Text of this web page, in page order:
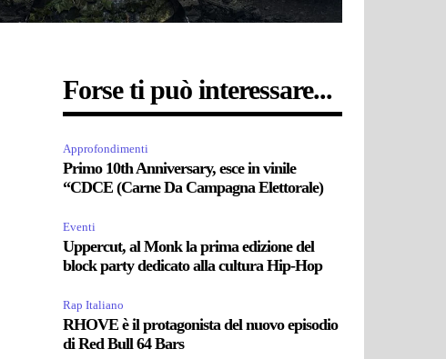
Forse ti può interessare...
Approfondimenti
Primo 10th Anniversary, esce in vinile
“CDCE (Carne Da Campagna Elettorale)
Eventi
Uppercut, al Monk la prima edizione del
block party dedicato alla cultura Hip-Hop
Rap Italiano
RHOVE è il protagonista del nuovo episodio
di Red Bull 64 Bars